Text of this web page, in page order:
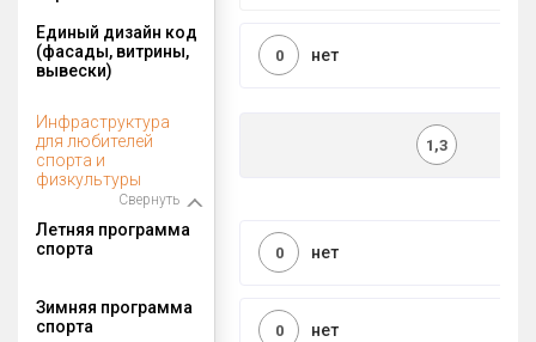
Единый дизайн код
(фасады, витрины,
вывески)
нет
0
Инфраструктура
для любителей
спорта и
физкультуры
Свернуть
1,3
Летняя программа
спорта
нет
0
Зимняя программа
спорта
нет
0